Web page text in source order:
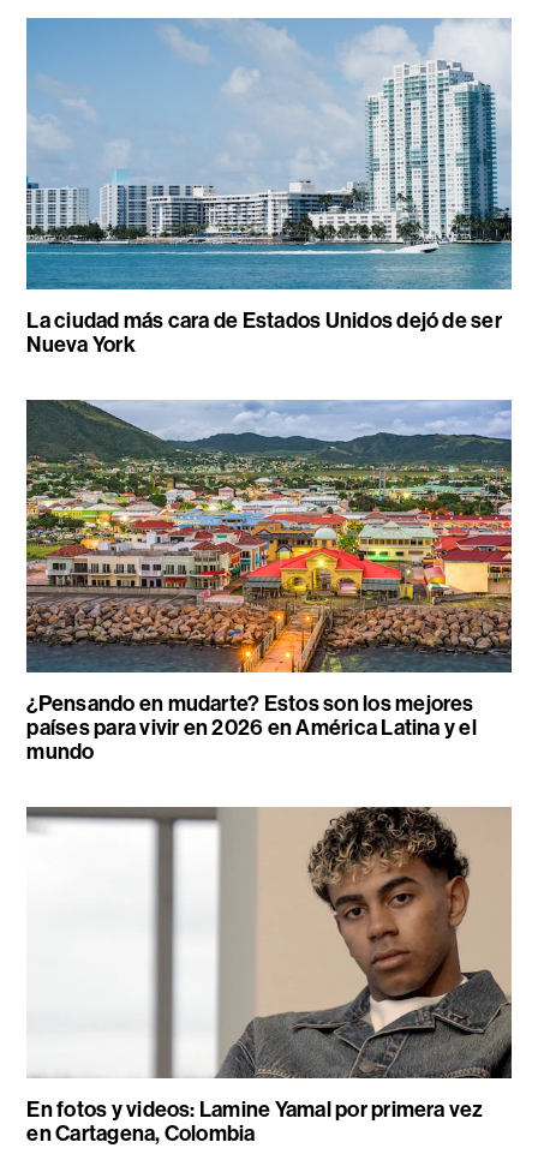
La ciudad más cara de Estados Unidos dejó de ser
Nueva York
¿Pensando en mudarte? Estos son los mejores
países para vivir en 2026 en América Latina y el
mundo
En fotos y videos: Lamine Yamal por primera vez
en Cartagena, Colombia